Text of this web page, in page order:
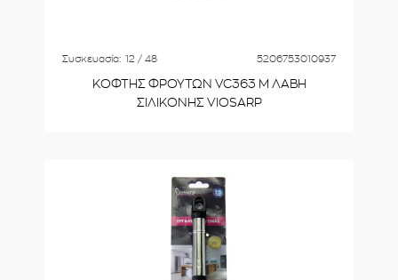
Συσκευασία: 12 / 48 5206753010937
ΚΟΦΤΗΣ ΦΡΟΥΤΩΝ VC363 Μ ΛΑΒΗ
ΣΙΛΙΚΟΝΗΣ VIOSARP